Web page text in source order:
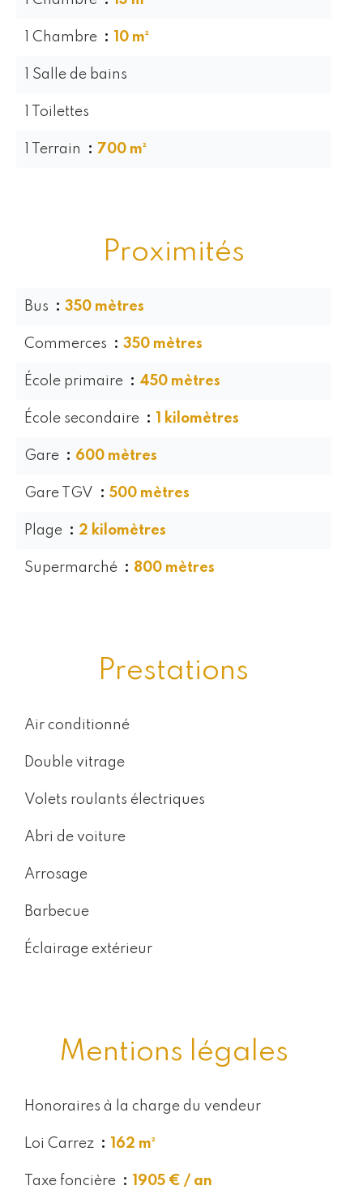
1 Chambre 10 m²
1 Salle de bains
1 Toilettes
1 Terrain 700 m²
Proximités
Bus 350 mètres
Commerces 350 mètres
École primaire 450 mètres
École secondaire 1 kilomètres
Gare 600 mètres
Gare TGV 500 mètres
Plage 2 kilomètres
Supermarché 800 mètres
Prestations
Air conditionné
Double vitrage
Volets roulants électriques
Abri de voiture
Arrosage
Barbecue
Éclairage extérieur
Mentions légales
Honoraires à la charge du vendeur
Loi Carrez 162 m²
Taxe foncière 1905 € / an